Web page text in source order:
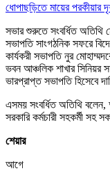
ধোপাছড়িতে মায়ের
সভার শুরুতে সংবর্ধিত
সভাপতি সাংগঠনিক সফরে
কার্যকরী সভাপতি নুর
ভবন আঞ্চলিক শাখার সিনিয়র
ভারপ্রাপ্ত সভাপতি হিসেবে
এসময় সংবর্ধিত অতিথি
সরকারি কর্মচারী সহকর্মী সহ
শেয়ার
আগে